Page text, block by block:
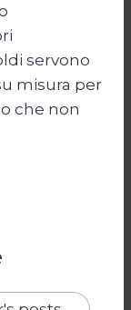
servono
misura per
che non